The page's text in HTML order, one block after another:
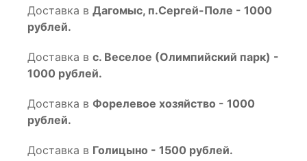
Доставка в Дагомыс, п.Сергей-Поле - 1000
рублей.
Доставка в с. Веселое (Олимпийский парк) -
1000 рублей.
Доставка в Форелевое хозяйство - 1000
рублей.
Доставка в Голицыно - 1500 рублей.